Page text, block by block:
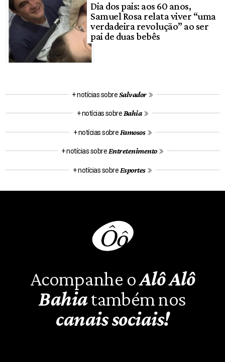
Dia dos pais: aos 60 anos,
Samuel Rosa relata viver “uma
verdadeira revolução” ao ser
pai de duas bebês
+ notícias sobreSalvador
+ notícias sobre Bahia
+ notícias sobre Famosos
+ notícias sobre Entretenimento
+ notícias sobre Esportes
Acompanhe oAlô Alô
Bahiatambém nos
canais sociais!